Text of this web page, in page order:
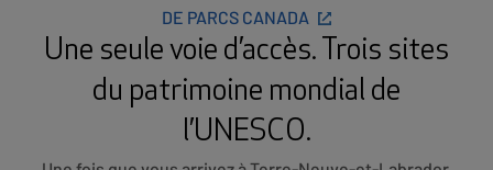
DE PARCS CANADA
Une seule voie d’accès. Trois sites
du patrimoine mondial de
l’UNESCO.